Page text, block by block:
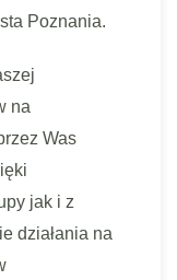
Poznania.
na
Was
jak i z
działania na